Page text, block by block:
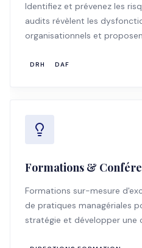
Identifiez et prévenez les
audits révèlent les
organisationnels et
DRH DAF
Formations &
Formations sur-mesure
de pratiques managériales
stratégie et développer une